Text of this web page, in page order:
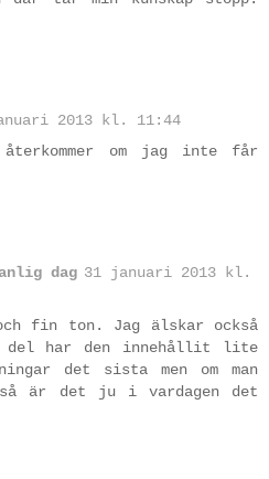
2013 kl. 11:44
om jag inte får
dag 31 januari 2013 kl.
fin ton. Jag älskar också
del har den innehållit lite
det sista men om man
är det ju i vardagen det